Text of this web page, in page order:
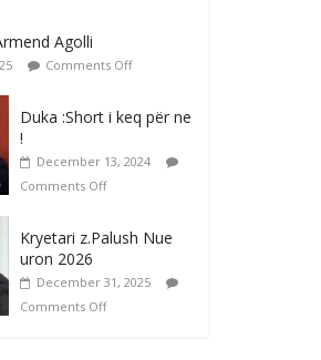
Agolli
Comments Off
Duka :Short i keq për ne
!
December 13, 2024
Comments Off
Kryetari z.Palush Nue
uron 2026
December 31, 2025
Comments Off